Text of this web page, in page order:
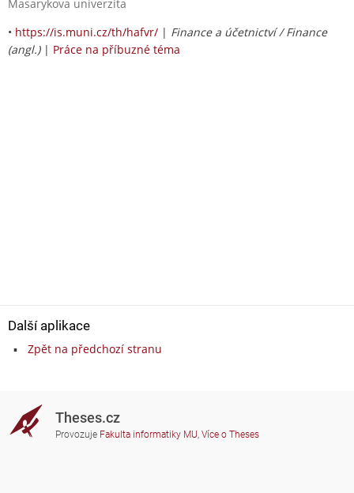
Masarykova univerzita
• https://is.muni.cz/th/hafvr/ | Finance a účetnictví / Finance
(angl.)| Práce na příbuzné téma
Další aplikace
Zpět na předchozí stranu
Theses.cz
Provozuje Fakulta informatiky MU, Více o Theses